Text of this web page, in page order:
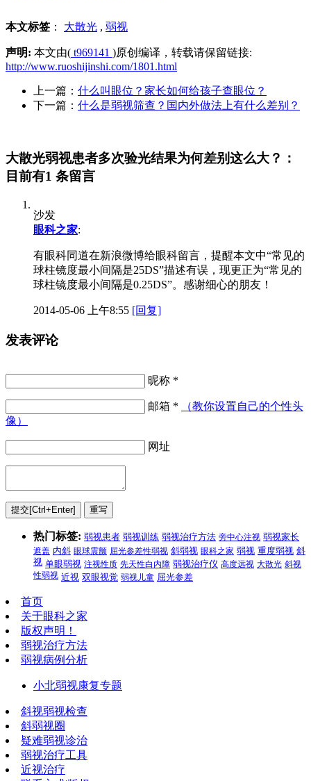
本文标签 ： 大散光 , 弱视
声明: 本文由( t969141 )原创编译，转载请保留链接:
http://www.ruoshijinshi.com/1801.html
上一篇： 什么叫眼位？家长如何给孩子查眼位？
下一篇： 什么是弱视筛查？国内外做法上有什么差别？
大散光弱视患者多次验光结果为何差别这么大？：
目前有1 条留言
沙发
眼科之家:
有眼科同道在新浪微博给眼科留言，提醒本文中“常见的
球柱镜度最小间隔是25DS”描述有误，现更正为“常见的
球柱镜度最小间隔是0.25DS”。感谢细心的朋友！
2014-05-06 上午8:55 [回复]
发表评论
昵称 *
邮箱 *
（教你设置自己的个性头
像）
网址
热门标签: 弱视患者 弱视训练 弱视治疗方法 旁中心注视 弱视家长
遮盖 内斜 眼球震颤 屈光参差性弱视 斜弱视 眼科之家 弱视 重度弱视 斜
视 单眼弱视 注视性质 先天性白内障 弱视治疗仪 高度远视 大散光 斜视
性弱视 近视 双眼视觉 弱视儿童 屈光参差
首页
关于眼科之家
版权声明！
弱视治疗方法
弱视病例分析
小北弱视康复专题
斜视弱视检查
斜弱视圈
疑难弱视诊治
弱视治疗工具
近视治疗